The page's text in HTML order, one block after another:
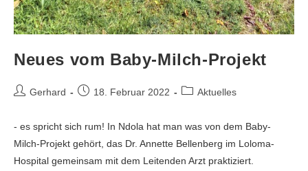
Neues vom Baby-Milch-Projekt
Gerhard 18. Februar 2022 Aktuelles
- es spricht sich rum! In Ndola hat man was von dem Baby-
Milch-Projekt gehört, das Dr. Annette Bellenberg im Loloma-
Hospital gemeinsam mit dem Leitenden Arzt praktiziert.